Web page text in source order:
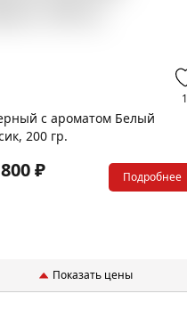
1
с ароматом Белый
200 гр.
₽ Подробнее
Показать цены